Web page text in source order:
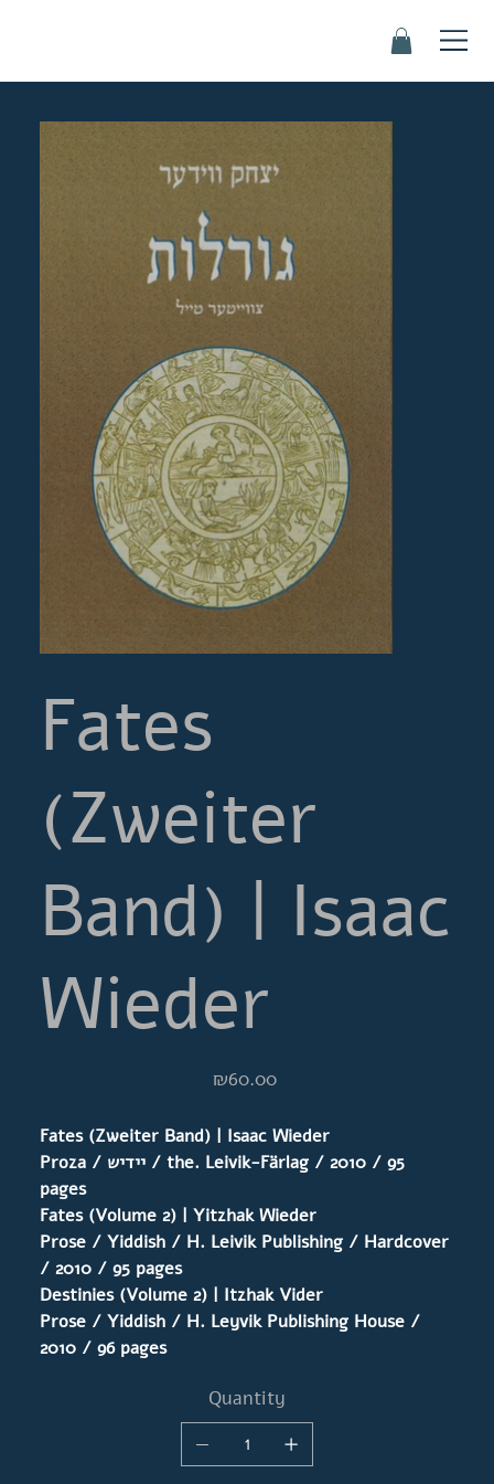
Fates
(Zweiter
Band) | Isaac
Wieder
₪60.00
Fates (Zweiter Band) | Isaac Wieder
Proza / יידיש / the. Leivik-Färlag / 2010 / 95
pages
Fates (Volume 2) | Yitzhak Wieder
Prose / Yiddish / H. Leivik Publishing / Hardcover
/ 2010 / 95 pages
Destinies (Volume 2) | Itzhak Vider
Prose / Yiddish / H. Leyvik Publishing House /
2010 / 96 pages
Quantity